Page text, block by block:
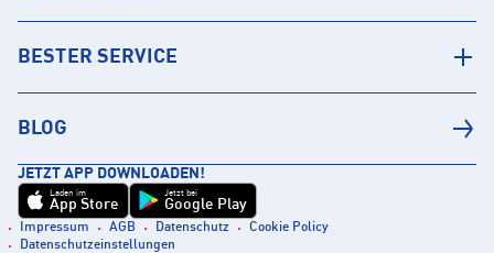
BESTER SERVICE
BLOG
JETZT APP DOWNLOADEN!
Laden im
App Store
Jetzt bei
Google Play
Impressum AGB Datenschutz
Cookie Policy
Datenschutzeinstellungen